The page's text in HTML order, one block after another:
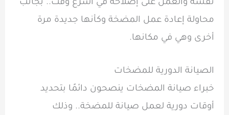
نفسه والعمل على إصلاحه في أسرع وقت.. بجانب
محاولة إعادة عمل المضخة وكأنها جديدة مرة
أخرى وهي في مكانها.
الصيانة الدورية للمضخات
خبراء صيانة المضخات ينصحون دائمًا بتحديد
أوقات دورية لعمل صيانة للمضخة.. وذلك